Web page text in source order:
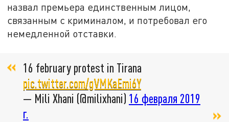
назвал премьера единственным лицом,
связанным с криминалом, и потребовал его
немедленной отставки.
16 february protest in Tirana
pic.twitter.com/gVMKaEmi6Y
— Mili Xhani (@milixhani) 16 февраля 2019
г.